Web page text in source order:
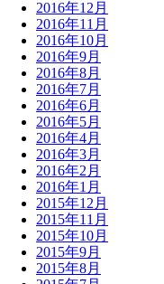
2016年12月
2016年11月
2016年10月
2016年9月
2016年8月
2016年7月
2016年6月
2016年5月
2016年4月
2016年3月
2016年2月
2016年1月
2015年12月
2015年11月
2015年10月
2015年9月
2015年8月